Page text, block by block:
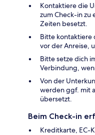
Kontaktiere die
zum Check-in zu
Zeiten besetzt.
Bitte kontaktiere
vor der Anreise,
Bitte setze dich
Verbindung,
Von der
werden ggf. mit
übersetzt.
Beim Check-in
Kreditkarte, EC-